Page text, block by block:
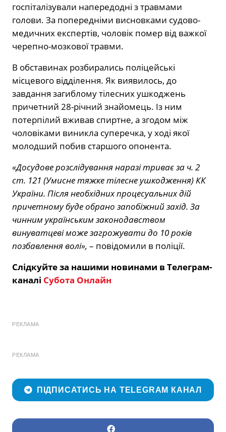
госпіталізували напередодні з травмами
голови. За попередніми висновками судово-
медичних експертів, чоловік помер від важкої
черепно-мозкової травми.
В обставинах розбирались поліцейські
місцевого відділення. Як виявилось, до
завдання загиблому тілесних ушкоджень
причетний 28-річний знайомець. Із ним
потерпілий вживав спиртне, а згодом між
чоловіками виникла суперечка, у ході якої
молодший побив старшого опонента.
«Досудове розслідування наразі триває за ч. 2
ст. 121 (Умисне тяжке тілесне ушкодження) КК
України. Після необхідних процесуальних дій
причетному буде обрано запобіжний захід. За
чинним українським законодавством
винуватцеві може загрожувати до 10 років
позбавлення волі», – повідомили в поліції.
Слідкуйте за нашими новинами в Телеграм-
каналі Субота Онлайн
РЕКЛАМА
РЕКЛАМА
ПІДПИСАТИСЬ НА TELEGRAM КАНАЛ